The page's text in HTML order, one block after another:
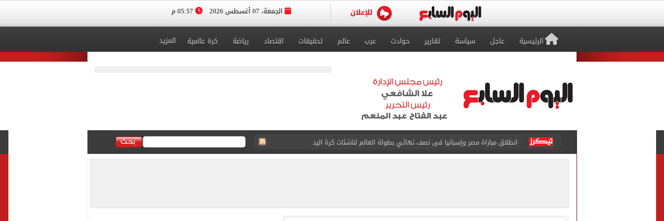
الجمعة، 07 أغسطس 2026
الرئيسية عاجل سياسة تقارير حوادث عرب عالم تحقيقات اقتصاد رياضة كرة عالمية المزيد
الزمالك يبلغ 4 لاعبين بعدم التواجد مع الفريق الأول بالموسم الجديد
محمد صلاح يتلقى هدية استثنائية بعد انضمامه لـ طرابزون سبور
هل يتغير رقم الجلوس فى امتحانات الدور الثانى للثانوية العامة؟.. التعليم توضح